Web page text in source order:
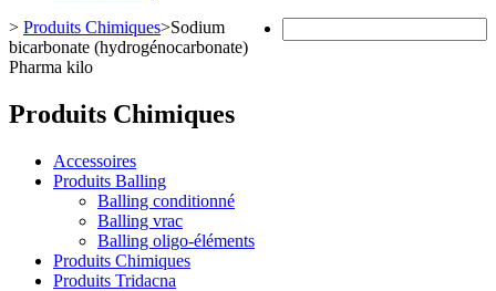
> Produits Chimiques>Sodium
bicarbonate (hydrogénocarbonate)
Pharma kilo
Produits Chimiques
Accessoires
Produits Balling
Balling conditionné
Balling vrac
Balling oligo-éléments
Produits Chimiques
Produits Tridacna